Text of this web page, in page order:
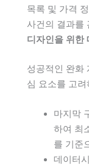
목록 및 가격
사건의 결과를
디자인을 위한
성공적인 완화
심 요소를 고려
마지막
하여 최
를 기준
데이터